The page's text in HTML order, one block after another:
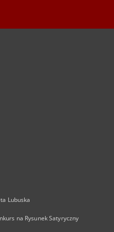
Lubuska
na Rysunek Satyryczny